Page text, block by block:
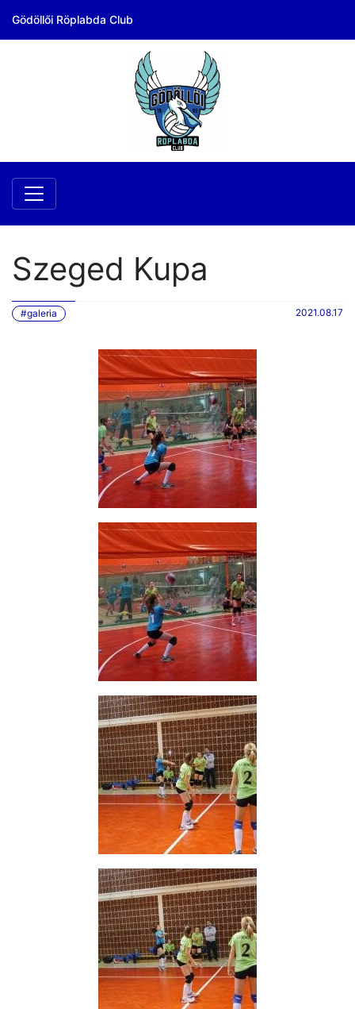
Gödöllői Röplabda Club
Szeged Kupa
#galeria 2021.08.17